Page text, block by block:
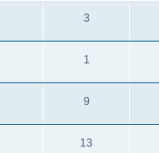
3
1
9
13